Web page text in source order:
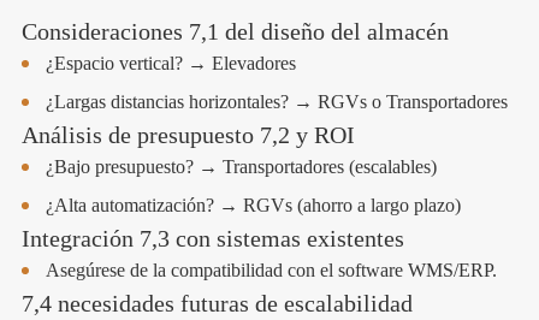
Consideraciones 7,1 del diseño del almacén
¿Espacio vertical? → Elevadores
¿Largas distancias horizontales? → RGVs o Transportadores
Análisis de presupuesto 7,2 y ROI
¿Bajo presupuesto? → Transportadores (escalables)
¿Alta automatización? → RGVs (ahorro a largo plazo)
Integración 7,3 con sistemas existentes
Asegúrese de la compatibilidad con el software WMS/ERP.
7,4 necesidades futuras de escalabilidad